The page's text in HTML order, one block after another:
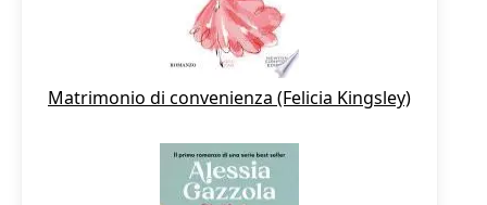
Matrimonio di convenienza (Felicia Kingsley)